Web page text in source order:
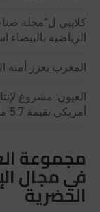
كلايبي ل”مجلة
الرياضية بالبيضاء
المغرب يعزز أمنه
العيون: مشروع
أمريكي بقيمة 5.7 ملايين دولار
مجموعة
في مجال
الحضرية